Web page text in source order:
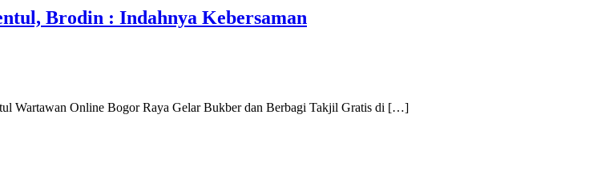
Brodin : Indahnya Kebersaman
Wartawan Online Bogor Raya Gelar Bukber dan Berbagi Takjil Gratis di […]